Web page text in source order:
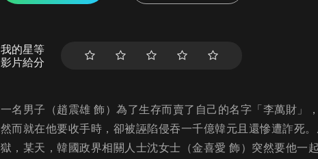
我的星等
影片給分
一名男子（趙震雄 飾）為了生存而賣了自己的名字「李萬財」
然而就在他要收手時，卻被誣陷侵吞一千億韓元且還慘遭詐死
獄，某天，韓國政界相關人士沈女士（金喜愛 飾）突然要他一